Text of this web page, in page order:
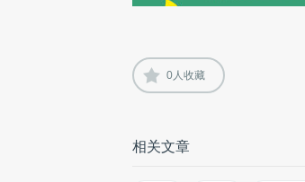
0人收藏
相关文章